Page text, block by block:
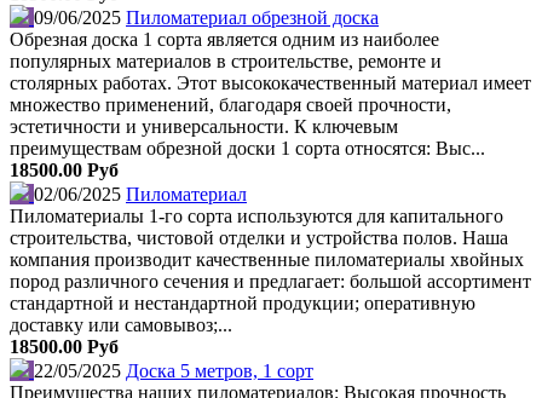
09/06/2025 Пиломатериал обрезной доска
Обрезная доска 1 сорта является одним из наиболее
популярных материалов в строительстве, ремонте и
столярных работах. Этот высококачественный материал имеет
множество применений, благодаря своей прочности,
эстетичности и универсальности. К ключевым
преимуществам обрезной доски 1 сорта относятся: Выс...
18500.00 Руб
02/06/2025 Пиломатериал
Пиломатериалы 1-го сорта используются для капитального
строительства, чистовой отделки и устройства полов. Наша
компания производит качественные пиломатериалы хвойных
пород различного сечения и предлагает: большой ассортимент
стандартной и нестандартной продукции; оперативную
доставку или самовывоз;...
18500.00 Руб
22/05/2025 Доска 5 метров, 1 сорт
Преимущества наших пиломатериалов: Высокая прочность